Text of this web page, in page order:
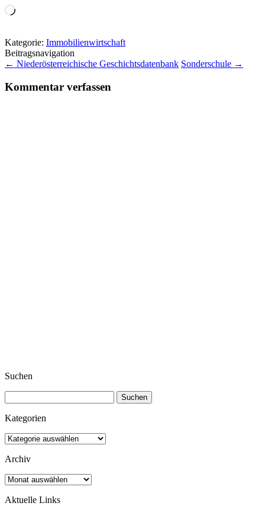
Wird
Kategorie: Immobilienwirtschaft
Beitragsnavigation
← Niederösterreichische Geschichtsdatenbank Sonderschule →
Kommentar verfassen
Suchen
nach:
Kategorien
Kategorien
Archiv
Archiv
Aktuelle Links